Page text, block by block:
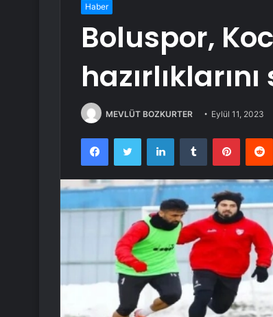
Haber
Boluspor,
MEVLÜT BOZKURTER Eylül 11, 2023
FacebookTwitter LinkedInTumblr Pinterest